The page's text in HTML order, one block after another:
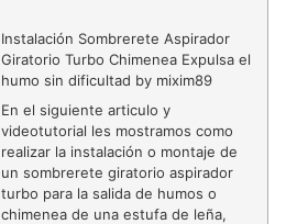
Instalación Sombrerete Aspirador
Giratorio Turbo Chimenea Expulsa el
humo sin dificultad by mixim89
En el siguiente articulo y
videotutorial les mostramos como
realizar la instalación o montaje de
un sombrerete giratorio aspirador
turbo para la salida de humos o
chimenea de una estufa de leña,